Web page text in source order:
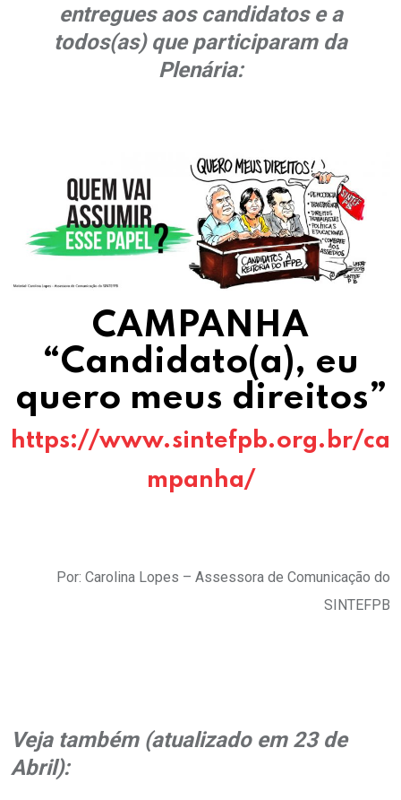
entregues aos candidatos e a
todos(as) que participaram da
Plenária:
CAMPANHA
“Candidato(a), eu
quero meus direitos”
https://www.sintefpb.org.br/ca
mpanha/
Por: Carolina Lopes – Assessora de Comunicação do
SINTEFPB
Veja também (atualizado em 23 de
Abril):